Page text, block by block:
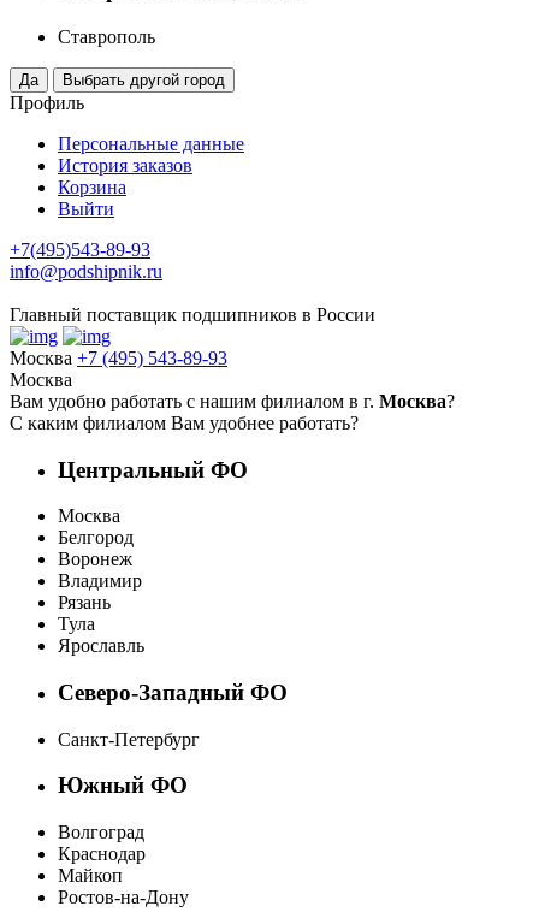
Ставрополь
Профиль
Персональные данные
История заказов
Корзина
Выйти
+7(495)543-89-93
info@podshipnik.ru
Главный поставщик подшипников в России
Москва +7 (495) 543-89-93
Москва
Вам удобно работать с нашим филиалом в г. Москва?
С каким филиалом Вам удобнее работать?
Центральный ФО
Москва
Белгород
Воронеж
Владимир
Рязань
Тула
Ярославль
Северо-Западный ФО
Санкт-Петербург
Южный ФО
Волгоград
Краснодар
Майкоп
Ростов-на-Дону